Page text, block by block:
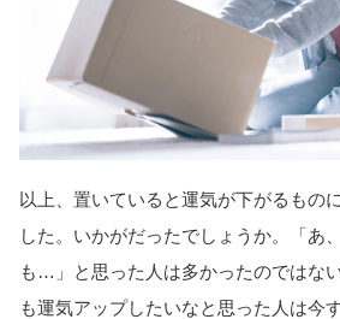
以上、置いていると運気が下がるもの
した。いかがだったでしょうか。「あ
も…」と思った人は多かったのではな
も運気アップしたいなと思った人は今